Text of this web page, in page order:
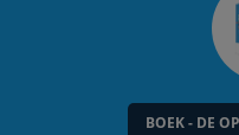
BOEK - DE